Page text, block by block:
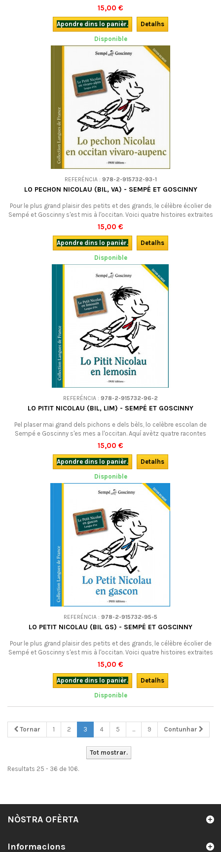
de La rentrée du Petit Nicolas en occitan d'Auvergne et du Velay. A
découvrir en famille et même à l'école : quò-es bien de biais !Bilingue.
15,00 €
Apondre dins lo panièr.
Detalhs
Disponible
REFERÉNCIA : 978-2-915732-93-1
LO PECHON NICOLAU (BIL, VA) - SEMPÉ ET GOSCINNY
Pour le plus grand plaisir des petits et des grands, le célèbre écolier de
Sempé et Goscinny s'est mis à l'occitan. Voici quatre histoires extraites
de La rentrée du Petit Nicolas en occitan vivaro-alpin. Òu 'fant, tròp bien
!Bilingue.
15,00 €
Apondre dins lo panièr.
Detalhs
Disponible
REFERÉNCIA : 978-2-915732-96-2
LO PITIT NICOLAU (BIL, LIM) - SEMPÉ ET GOSCINNY
Pel plaser mai grand dels pichons e dels bèls, lo celèbre escolan de
Sempé e Goscinny s'es mes a l'occitan. Aquí avètz quatre racontes
extrachs de La rentrée du Petit Nicolas, en occitan lemosin. De
descobrir, en familha o a l'escòla : "quò es de prumiera !"
Bilingüe.ATENCION : N'I A PAS PUS QU'UN !
15,00 €
Apondre dins lo panièr.
Detalhs
Disponible
REFERÉNCIA : 978-2-915732-95-5
LO PETIT NICOLAU (BIL GS) - SEMPÉ ET GOSCINNY
Pour le plus grand plaisir des petits et des grands, le célèbre écolier de
Sempé et Goscinny s'est mis à l'occitan. Voici quatre histoires extraites
de La rentrée du Petit Nicolas en occitan gascon. Qu’ei genhèc !Bilingue.
15,00 €
Apondre dins lo panièr.
Detalhs
Disponible
Tornar 1 2 3 4 5 ... 9 Contunhar
Tot mostrar.
Resultats 25 - 36 de 106.
NÒSTRA OFÈRTA
Informacions